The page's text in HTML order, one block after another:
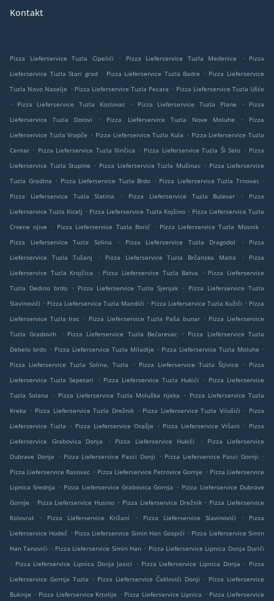
Kontakt
Pizza Lieferservice Tuzla Cipelići . Pizza Lieferservice Tuzla Medenice .
Pizza
Lieferservice Tuzla Stari grad . Pizza Lieferservice Tuzla Badre . Pizza Lieferservice
Tuzla Novo Naselje . Pizza Lieferservice Tuzla Pecara . Pizza Lieferservice Tuzla Ušće
.
Pizza Lieferservice Tuzla Kozlovac . Pizza Lieferservice Tuzla Plane .
Pizza
Lieferservice Tuzla Dolovi
. Pizza Lieferservice Tuzla Nove Moluhe .
Pizza
Lieferservice Tuzla Vrapče . Pizza Lieferservice Tuzla Kula . Pizza Lieferservice Tuzla
Centar . Pizza Lieferservice Tuzla Ilinčica . Pizza Lieferservice Tuzla Ši Selo . Pizza
Lieferservice Tuzla Stupine
. Pizza Lieferservice Tuzla Mušinac . Pizza Lieferservice
Tuzla Gradina . Pizza Lieferservice Tuzla Brdo . Pizza Lieferservice Tuzla Trnovac .
Pizza Lieferservice Tuzla Slatina
. Pizza Lieferservice Tuzla Bulevar .
Pizza
Lieferservice Tuzla Kicelj . Pizza Lieferservice Tuzla Kojšino . Pizza Lieferservice Tuzla
Crvene njive
. Pizza Lieferservice Tuzla Borić . Pizza Lieferservice Tuzla Mosnik .
Pizza Lieferservice Tuzla Solina
. Pizza Lieferservice Tuzla Dragodol .
Pizza
Lieferservice Tuzla Tušanj
. Pizza Lieferservice Tuzla Brčanska Malta .
Pizza
Lieferservice Tuzla Krojčica
. Pizza Lieferservice Tuzla Batva . Pizza Lieferservice
Tuzla Dedino brdo
. Pizza Lieferservice Tuzla Sjenjak . Pizza Lieferservice Tuzla
Slavinovići . Pizza Lieferservice Tuzla Mandići . Pizza Lieferservice Tuzla Kužići . Pizza
Lieferservice Tuzla Irac . Pizza Lieferservice Tuzla Paša bunar . Pizza Lieferservice
Tuzla Gradovrh
. Pizza Lieferservice Tuzla Bećarevac . Pizza Lieferservice Tuzla
Debelo brdo . Pizza Lieferservice Tuzla Miladije . Pizza Lieferservice Tuzla Moluhe .
Pizza Lieferservice Tuzla Solina, Tuzla
. Pizza Lieferservice Tuzla Šljivice . Pizza
Lieferservice Tuzla Sepetari
. Pizza Lieferservice Tuzla Hukići . Pizza Lieferservice
Tuzla Solana
. Pizza Lieferservice Tuzla Moluška rijeka . Pizza Lieferservice Tuzla
Kreka
. Pizza Lieferservice Tuzla Drežnik . Pizza Lieferservice Tuzla Vilušići . Pizza
Lieferservice Tuzla
. Pizza Lieferservice Orašje . Pizza Lieferservice Vršani . Pizza
Lieferservice Grabovica Donja
. Pizza Lieferservice Hukići .
Pizza Lieferservice
Dubrave Donje
. Pizza Lieferservice Pasci Donji . Pizza Lieferservice Pasci Gornji
.
Pizza Lieferservice Rasovac . Pizza Lieferservice Petrovice Gornje . Pizza Lieferservice
Lipnica Srednja
. Pizza Lieferservice Grabovica Gornja . Pizza Lieferservice Dubrave
Gornje . Pizza Lieferservice Husino . Pizza Lieferservice Drežnik . Pizza Lieferservice
Kolovrat
. Pizza Lieferservice Križani . Pizza Lieferservice Slavinovići .
Pizza
Lieferservice Hudeč . Pizza Lieferservice Simin Han Gospići . Pizza Lieferservice Simin
Han Tanovići . Pizza Lieferservice Simin Han . Pizza Lieferservice Lipnica Donja Durići
. Pizza Lieferservice Lipnica Donja Jasici . Pizza Lieferservice Lipnica Donja . Pizza
Lieferservice Gornja Tuzla . Pizza Lieferservice Čaklovići Donji . Pizza Lieferservice
Bukinje . Pizza Lieferservice Krtolije . Pizza Lieferservice Lipnica . Pizza Lieferservice